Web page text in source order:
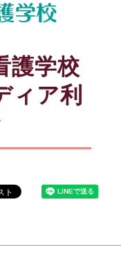
護学校
ィア利